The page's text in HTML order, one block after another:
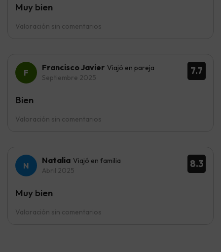
Valoración sin comentarios
Muy bien
7.7
Francisco Javier Viajó en pareja
Septiembre 2025
Valoración sin comentarios
Bien
8.3
Natalia Viajó en familia
Abril 2025
Valoración sin comentarios
Muy bien